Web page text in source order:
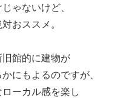
ゃないけど、
おススメ。
館的に建物が
にもよるのですが、
ーカル感を楽し